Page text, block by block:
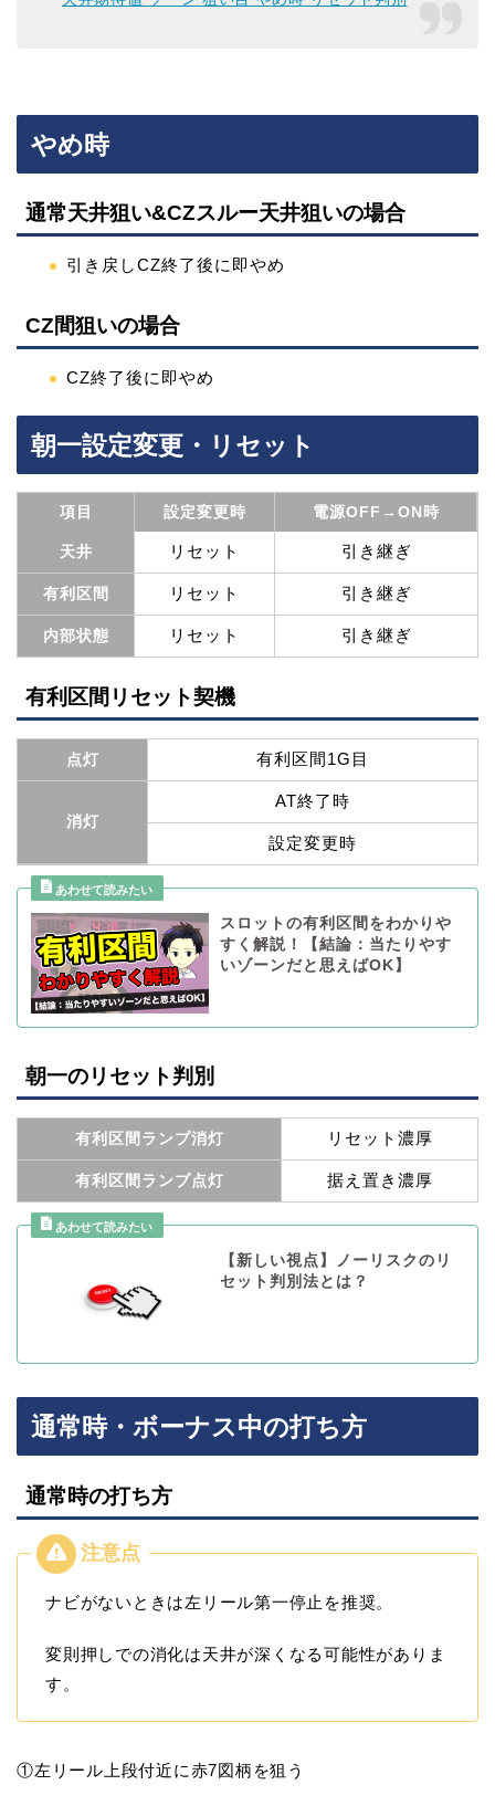
やめ時
通常天井狙い&CZスルー天井狙いの場合
引き戻しCZ終了後に即やめ
CZ間狙いの場合
CZ終了後に即やめ
朝一設定変更・リセット
項目 設定変更時 電源OFF→ON時
天井 リセット 引き継ぎ
有利区間 リセット 引き継ぎ
内部状態 リセット 引き継ぎ
有利区間リセット契機
点灯 有利区間1G目
消灯
AT終了時
設定変更時
スロットの有利区間をわかりや
すく解説！【結論：当たりやす
いゾーンだと思えばOK】
朝一のリセット判別
有利区間ランプ消灯 リセット濃厚
有利区間ランプ点灯 据え置き濃厚
【新しい視点】ノーリスクのリ
セット判別法とは？
通常時・ボーナス中の打ち方
通常時の打ち方
ナビがないときは左リール第一停止を推奨。
変則押しでの消化は天井が深くなる可能性がありま
す。
①左リール上段付近に赤7図柄を狙う